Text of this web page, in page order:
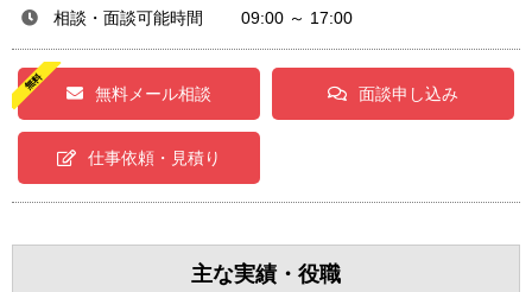
相談・面談可能時間 09:00 ～ 17:00
無料メール相談 面談申し込み
仕事依頼・見積り
主な実績・役職